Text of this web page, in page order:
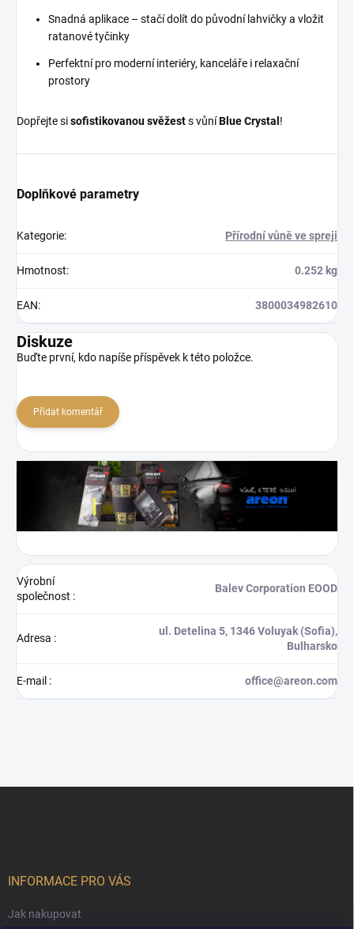
Snadná aplikace – stačí dolít do původní lahvičky a vložit
ratanové tyčinky
Perfektní pro moderní interiéry, kanceláře i relaxační
prostory
Dopřejte sisofistikovanou svěžests vůníBlue Crystal !
Doplňkové parametry
Kategorie: Přírodní vůně ve spreji
Hmotnost: 0.252 kg
EAN: 3800034982610
Diskuze
Buďte první, kdo napíše příspěvek k této položce.
Přidat komentář
Výrobní
společnost :
Balev Corporation EOOD
Adresa :
ul. Detelina 5, 1346 Voluyak (Sofia),
Bulharsko
E-mail : office@areon.com
INFORMACE PRO VÁS
Jak nakupovat